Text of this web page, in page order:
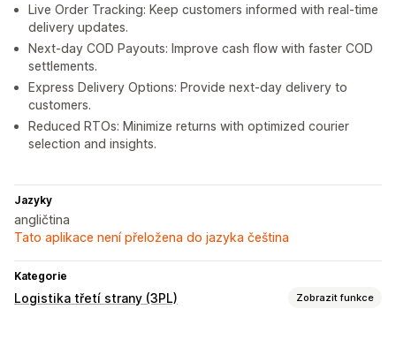
Live Order Tracking: Keep customers informed with real-time
delivery updates.
Next-day COD Payouts: Improve cash flow with faster COD
settlements.
Express Delivery Options: Provide next-day delivery to
customers.
Reduced RTOs: Minimize returns with optimized courier
selection and insights.
Jazyky
angličtina
Tato aplikace není přeložena do jazyka čeština
Kategorie
Logistika třetí strany (3PL) Zobrazit funkce